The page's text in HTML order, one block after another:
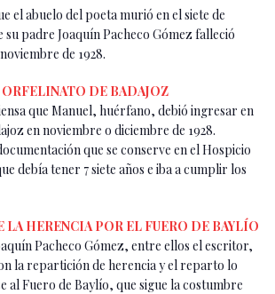
el abuelo del poeta murió en el siete de
su padre Joaquín Pacheco Gómez falleció
de 1928.
ORFELINATO DE BADAJOZ
que Manuel, huérfano, debió ingresar en
en noviembre o diciembre de 1928.
que se conserve en el Hospicio
debía tener 7 siete años e iba a cumplir los
LA HERENCIA POR EL FUERO DE BAYLÍO
Pacheco Gómez, entre ellos el escritor,
la repartición de herencia y el reparto lo
al Fuero de Baylío, que sigue la costumbre